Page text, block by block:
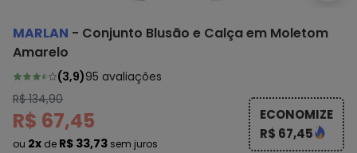
MARLAN - Conjunto Blusão e Calça em Moletom
Amarelo
(3,9)95 avaliações
R$ 134,90
R$ 67,45
ou 2x de R$ 33,73 sem juros
ECONOMIZE
R$ 67,45